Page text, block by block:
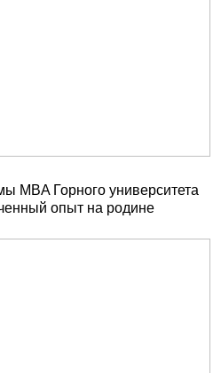
MBA Горного университета
опыт на родине